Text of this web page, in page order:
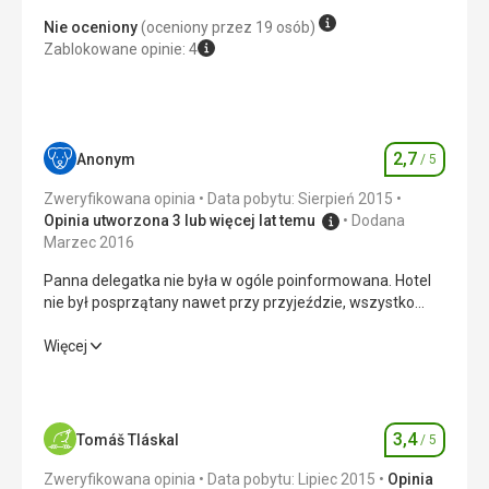
Trochę monotonne.
Usługi
Nie oceniony(oceniony przez 19 osób)
Zablokowane opinie: 4
Anonym Ocena
2,7 / 5
Zweryfikowana opinia
Data pobytu: Sierpień 2015
Opinia utworzona 3 lub więcej lat temu
Dodana
Marzec 2016
Panna delegatka nie była w ogóle poinformowana. Hotel
nie był posprzątany nawet przy przyjeździe, wszystko
Panna delegatka nie była w ogóle poinformowana. Hotel
Wyżywienie 3,0/ 5
Zakwaterowanie 2,0/ 5
Więcej
Tomáš Tláskal Ocena
3,4/ 5
Zweryfikowana opinia Data pobytu: Lipiec 2015 Opinia